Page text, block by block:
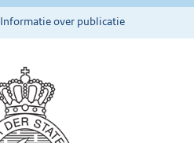
Informatie over publicatie